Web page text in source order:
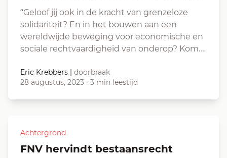
“Geloof jij ook in de kracht van grenzeloze
solidariteit? En in het bouwen aan een
wereldwijde beweging voor economische en
sociale rechtvaardigheid van onderop? Kom…
Eric Krebbers | doorbraak
28 augustus, 2023 · 3 min leestijd
Achtergrond
FNV hervindt bestaansrecht